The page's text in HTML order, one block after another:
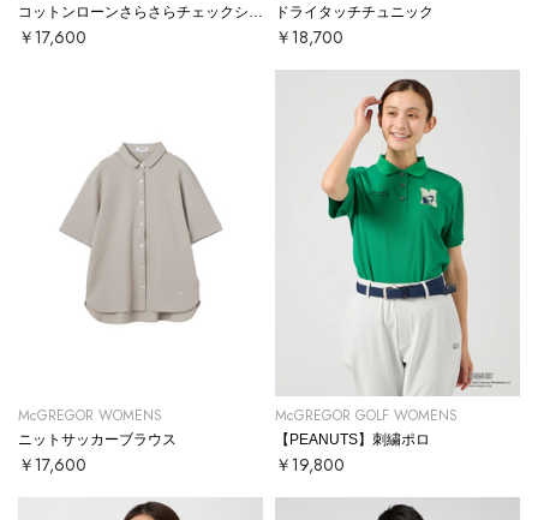
￥17,600
ドライタッチチュニック
￥18,700
McGREGOR WOMENS
ニットサッカーブラウス
￥17,600
McGREGOR GOLF WOMENS
【PEANUTS】刺繍ポロ
￥19,800